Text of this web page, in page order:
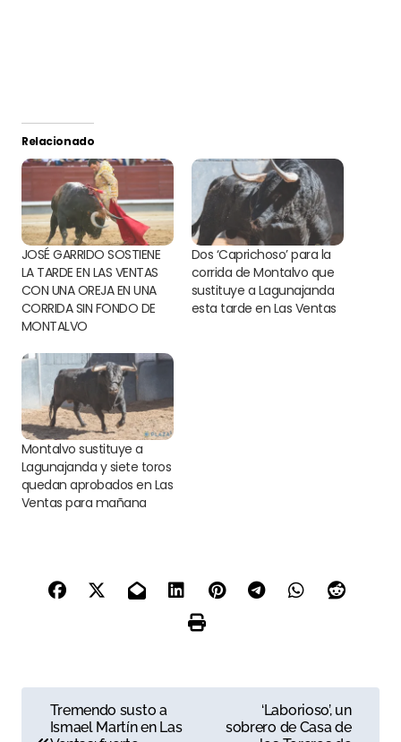
Relacionado
JOSÉ GARRIDO SOSTIENE
LA TARDE EN LAS VENTAS
CON UNA OREJA EN UNA
CORRIDA SIN FONDO DE
MONTALVO
Dos ‘Caprichoso’ para la
corrida de Montalvo que
sustituye a Lagunajanda
esta tarde en Las Ventas
Montalvo sustituye a
Lagunajanda y siete toros
quedan aprobados en Las
Ventas para mañana
Tremendo susto a
Ismael Martín en Las
‘Laborioso’, un
sobrero de Casa de